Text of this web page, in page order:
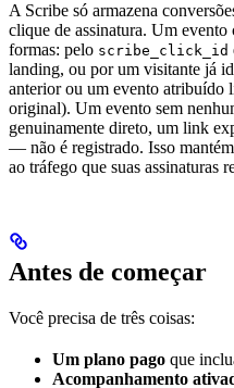
A Scribe só armazena
clique de assinatura. Um evento
formas: pelo scribe_click_id
landing, ou por um visitante já
anterior ou um evento atribuído
original). Um evento sem
genuinamente direto, um link
— não é registrado. Isso
ao tráfego que suas assinaturas
Antes de começar
Você precisa de três coisas:
Um plano pago que
Acompanhamento